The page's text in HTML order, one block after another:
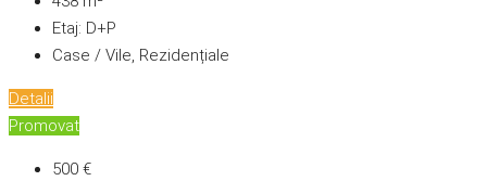
Etaj: D+P
Case / Vile, Rezidențiale
Detalii
Promovat
500 €